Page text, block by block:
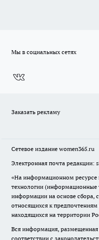
Мы в социальных сетях
Заказать рекламу
Сетевое издание women365.ru
Электронная почта редакции:
«На информационном ресурсе
технологии (информационные
информации на основе сбора,
относящихся к
находящихся на территории
Вся информация, размещенная
соответствии с